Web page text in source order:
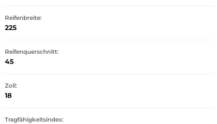
Reifenbreite:
225
Reifenquerschnitt:
45
Zoll:
18
Tragfähigkeitsindex: